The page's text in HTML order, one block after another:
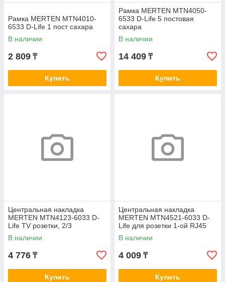
Рамка MERTEN MTN4010-
6533 D-Life 1 пост сахара
В наличии
2 809 ₸
Купить
Рамка MERTEN MTN4050-
6533 D-Life 5 постовая
сахара
В наличии
14 409 ₸
Купить
Центральная накладка
MERTEN MTN4123-6033 D-
Life TV розетки, 2/3
отверстий сахара
В наличии
4 776 ₸
Купить
Центральная накладка
MERTEN MTN4521-6033 D-
Life для розетки 1-ой RJ45
сахара
В наличии
4 009 ₸
Купить